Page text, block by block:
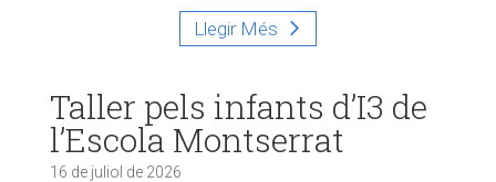
Llegir Més
Taller pels infants d’I3 de
l’Escola Montserrat
16 de juliol de 2026